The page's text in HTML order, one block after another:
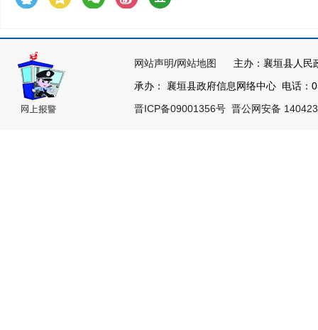
网站声明/网站地图
主办：襄垣县人民
承办： 襄垣县政府信息网络中心 电话：
晋ICP备09001356号 晋公网安备